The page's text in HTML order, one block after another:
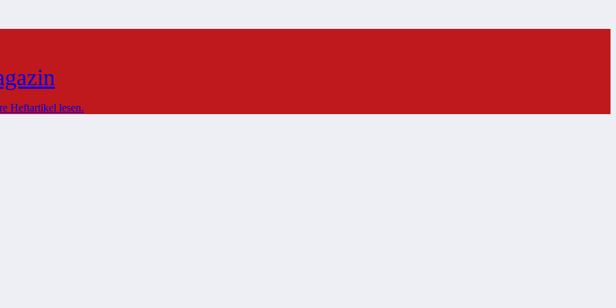
Heftartikel lesen.